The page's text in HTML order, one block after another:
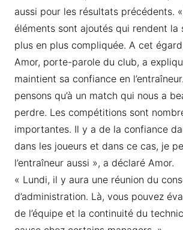
aussi pour les résultats précédents.
éléments sont ajoutés qui rendent la
plus en plus compliquée. A cet
Amor, porte-parole du club, a
maintient sa confiance en
pensons qu’à un match qui nous a
perdre. Les compétitions sont
importantes. Il y a de la confiance
dans les joueurs et dans ce cas, je
l’entraîneur aussi », a déclaré Amor.
« Lundi, il y aura une réunion du
d’administration. Là, vous pouvez
de l’équipe et la continuité du